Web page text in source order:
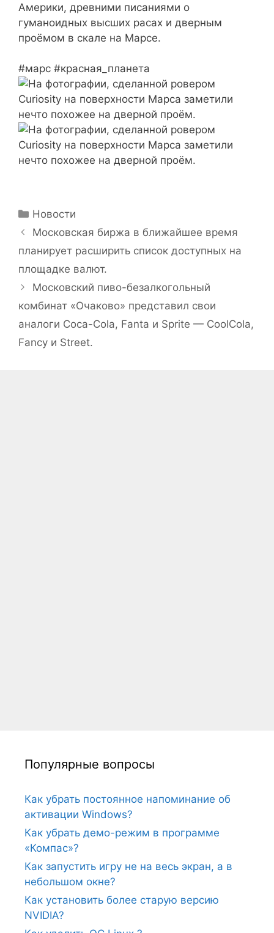
Америки, древними писаниями о
гуманоидных высших расах и дверным
проёмом в скале на Марсе.
#марс #красная_планета
Рубрики
Новости
Московская биржа в ближайшее время
планирует расширить список доступных на
площадке валют.
Московский пиво-безалкогольный
комбинат «Очаково» представил свои
аналоги Coca-Cola, Fanta и Sprite — CoolCola,
Fancy и Street.
Популярные вопросы
Как убрать постоянное напоминание об
активации Windows?
Как убрать демо-режим в программе
«Компас»?
Как запустить игру не на весь экран, а в
небольшом окне?
Как установить более старую версию
NVIDIA?